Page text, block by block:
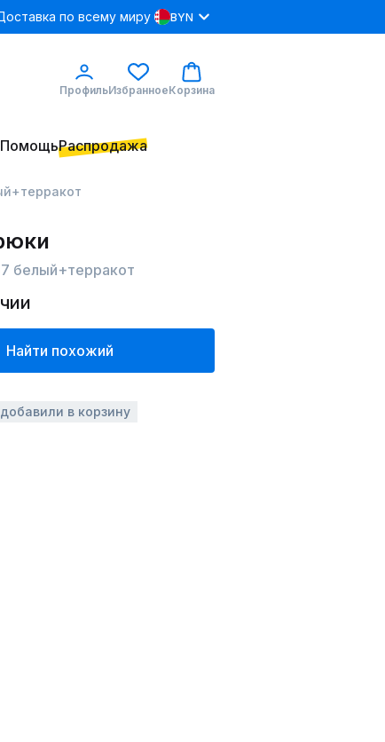
по всему миру BYN
ПрофильИзбранноеКорзина
ПомощьРаспродажа
белый+терракот
Найти похожий
в корзину